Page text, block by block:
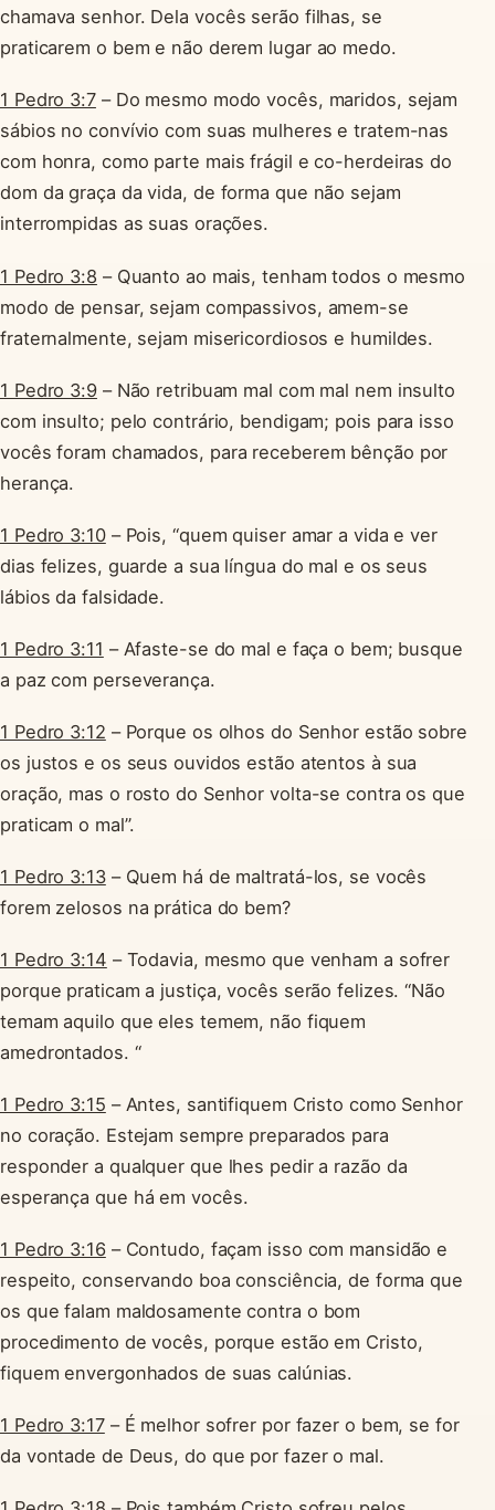
chamava senhor. Dela vocês serão filhas, se
praticarem o bem e não derem lugar ao medo.
1 Pedro 3:7– Do mesmo modo vocês, maridos, sejam
sábios no convívio com suas mulheres e tratem-nas
com honra, como parte mais frágil e co-herdeiras do
dom da graça da vida, de forma que não sejam
interrompidas as suas orações.
1 Pedro 3:8 – Quanto ao mais, tenham todos o mesmo
modo de pensar, sejam compassivos, amem-se
fraternalmente, sejam misericordiosos e humildes.
1 Pedro 3:9– Não retribuam mal com mal nem insulto
com insulto; pelo contrário, bendigam; pois para isso
vocês foram chamados, para receberem bênção por
herança.
1 Pedro 3:10– Pois, “quem quiser amar a vida e ver
dias felizes, guarde a sua língua do mal e os seus
lábios da falsidade.
1 Pedro 3:11 – Afaste-se do mal e faça o bem; busque
a paz com perseverança.
1 Pedro 3:12 – Porque os olhos do Senhor estão sobre
os justos e os seus ouvidos estão atentos à sua
oração, mas o rosto do Senhor volta-se contra os que
praticam o mal”.
1 Pedro 3:13– Quem há de maltratá-los, se vocês
forem zelosos na prática do bem?
1 Pedro 3:14 – Todavia, mesmo que venham a sofrer
porque praticam a justiça, vocês serão felizes. “Não
temam aquilo que eles temem, não fiquem
amedrontados. “
1 Pedro 3:15 – Antes, santifiquem Cristo como Senhor
no coração. Estejam sempre preparados para
responder a qualquer que lhes pedir a razão da
esperança que há em vocês.
1 Pedro 3:16– Contudo, façam isso com mansidão e
respeito, conservando boa consciência, de forma que
os que falam maldosamente contra o bom
procedimento de vocês, porque estão em Cristo,
fiquem envergonhados de suas calúnias.
1 Pedro 3:17– É melhor sofrer por fazer o bem, se for
da vontade de Deus, do que por fazer o mal.